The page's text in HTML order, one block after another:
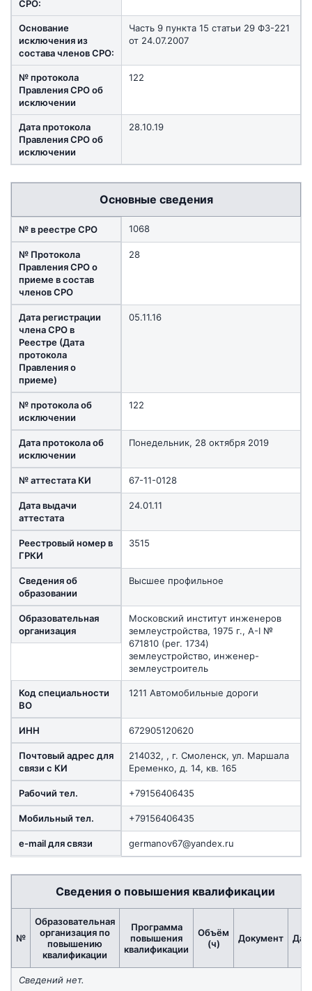
СРО:
Основание
исключения из
состава членов СРО:
Часть 9 пункта 15 статьи 29 ФЗ-221
от 24.07.2007
№ протокола
Правления СРО об
исключении
122
Дата протокола
Правления СРО об
исключении
28.10.19
Основные сведения
№ в реестре СРО 1068
№ Протокола
Правления СРО о
приеме в состав
членов СРО
28
Дата регистрации
члена СРО в
Реестре (Дата
протокола
Правления о
приеме)
05.11.16
№ протокола об
исключении
122
Дата протокола об
исключении
Понедельник, 28 октября 2019
№ аттестата КИ 67-11-0128
Дата выдачи
аттестата
24.01.11
Реестровый номер в
ГРКИ
3515
Сведения об
образовании
Высшее профильное
Образовательная
организация
Московский институт инженеров
землеустройства, 1975 г., А-I №
671810 (рег. 1734)
землеустройство, инженер-
землеустроитель
Код специальности
ВО
1211 Автомобильные дороги
ИНН 672905120620
Почтовый адрес для
связи с КИ
214032, , г. Смоленск, ул. Маршала
Еременко, д. 14, кв. 165
Рабочий тел. +79156406435
Мобильный тел. +79156406435
e-mail для связи germanov67@yandex.ru
Сведения о повышения квалификации
№
Образовательная
организация по
повышению
квалификации
Программа
повышения
квалификации
Объём
(ч)
Документ
Сведений нет.